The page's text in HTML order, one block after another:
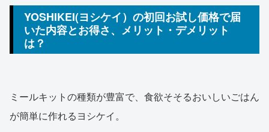
YOSHIKEI(ヨシケイ）の初回お試し価格で届
いた内容とお得さ、メリット・デメリット
は？
ミールキットの種類が豊富で、食欲そそるおいしいごはん
が簡単に作れるヨシケイ。